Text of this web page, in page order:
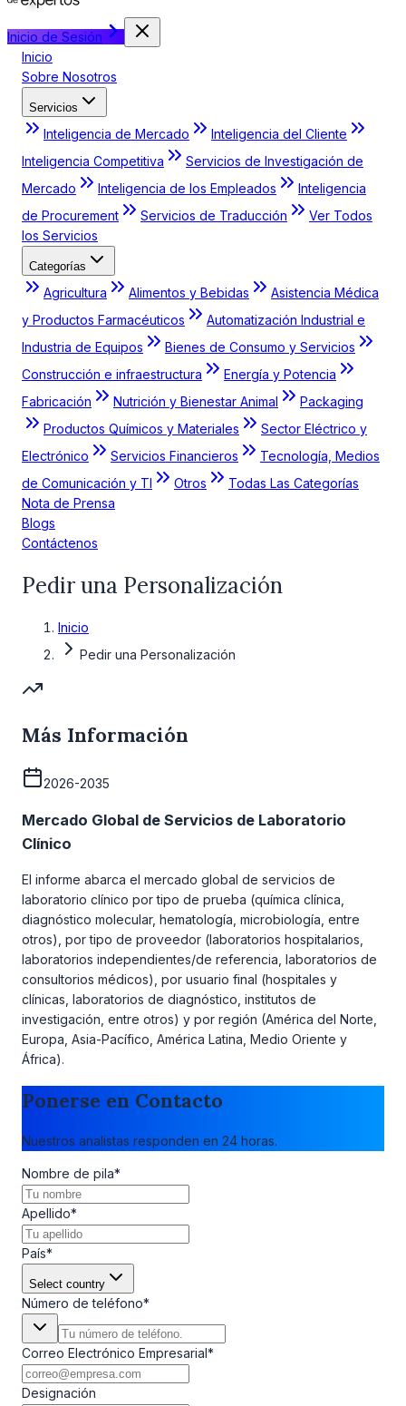
Inicio de Sesión
Inicio
Sobre Nosotros
Servicios
Inteligencia de Mercado
Inteligencia del Cliente
Inteligencia Competitiva
Servicios de Investigación de
Mercado
Inteligencia de los Empleados
Inteligencia
de Procurement
Servicios de Traducción
Ver Todos
los Servicios
Categorías
Agricultura Alimentos y Bebidas
Asistencia Médica
y Productos Farmacéuticos
Automatización Industrial e
Industria de Equipos
Bienes de Consumo y Servicios
Construcción e infraestructura
Energía y Potencia
Fabricación
Nutrición y Bienestar Animal
Packaging
Productos Químicos y Materiales
Sector Eléctrico y
Electrónico
Servicios Financieros
Tecnología, Medios
de Comunicación y TI
Otros
Todas Las Categorías
Nota de Prensa
Blogs
Contáctenos
Pedir una Personalización
Inicio
Pedir una Personalización
Más Información
2026-2035
Mercado Global de Servicios de Laboratorio
Clínico
El informe abarca el mercado global de servicios de
laboratorio clínico por tipo de prueba (química clínica,
diagnóstico molecular, hematología, microbiología, entre
otros), por tipo de proveedor (laboratorios hospitalarios,
laboratorios independientes/de referencia, laboratorios de
consultorios médicos), por usuario final (hospitales y
clínicas, laboratorios de diagnóstico, institutos de
investigación, entre otros) y por región (América del Norte,
Europa, Asia-Pacífico, América Latina, Medio Oriente y
África).
Ponerse en Contacto
Nuestros analistas responden en 24 horas.
Nombre de pila*
Apellido*
País*
Select country
Número de teléfono*
Correo Electrónico Empresarial*
Designación